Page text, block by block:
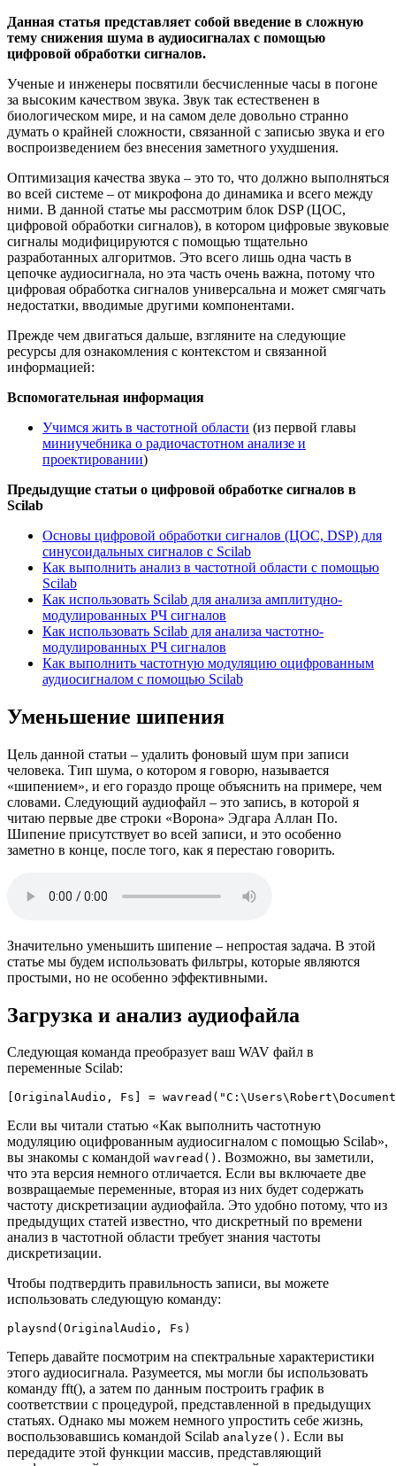
Данная статья представляет собой введение в сложную
тему снижения шума в аудиосигналах с помощью
цифровой обработки сигналов.
Ученые и инженеры посвятили бесчисленные часы в погоне
за высоким качеством звука. Звук так естественен в
биологическом мире, и на самом деле довольно странно
думать о крайней сложности, связанной с записью звука и его
воспроизведением без внесения заметного ухудшения.
Оптимизация качества звука – это то, что должно выполняться
во всей системе – от микрофона до динамика и всего между
ними. В данной статье мы рассмотрим блок DSP (ЦОС,
цифровой обработки сигналов), в котором цифровые звуковые
сигналы модифицируются с помощью тщательно
разработанных алгоритмов. Это всего лишь одна часть в
цепочке аудиосигнала, но эта часть очень важна, потому что
цифровая обработка сигналов универсальна и может смягчать
недостатки, вводимые другими компонентами.
Прежде чем двигаться дальше, взгляните на следующие
ресурсы для ознакомления с контекстом и связанной
информацией:
Вспомогательная информация
Учимся жить в частотной области (из первой главы
миниучебника о радиочастотном анализе и
проектировании)
Предыдущие статьи о цифровой обработке сигналов в
Scilab
Основы цифровой обработки сигналов (ЦОС, DSP) для
синусоидальных сигналов с Scilab
Как выполнить анализ в частотной области с помощью
Scilab
Как использовать Scilab для анализа амплитудно-
модулированных РЧ сигналов
Как использовать Scilab для анализа частотно-
модулированных РЧ сигналов
Как выполнить частотную модуляцию оцифрованным
аудиосигналом с помощью Scilab
Уменьшение шипения
Цель данной статьи – удалить фоновый шум при записи
человека. Тип шума, о котором я говорю, называется
«шипением», и его гораздо проще объяснить на примере, чем
словами. Следующий аудиофайл – это запись, в которой я
читаю первые две строки «Ворона» Эдгара Аллан По.
Шипение присутствует во всей записи, и это особенно
заметно в конце, после того, как я перестаю говорить.
Значительно уменьшить шипение – непростая задача. В этой
статье мы будем использовать фильтры, которые являются
простыми, но не особенно эффективными.
Загрузка и анализ аудиофайла
Следующая команда преобразует ваш WAV файл в
переменные Scilab:
OriginalAudio , Fs = wavread (
Если вы читали статью «Как выполнить частотную
модуляцию оцифрованным аудиосигналом с помощью Scilab»,
вы знакомы с командой wavread() . Возможно, вы заметили,
что эта версия немного отличается. Если вы включаете две
возвращаемые переменные, вторая из них будет содержать
частоту дискретизации аудиофайла. Это удобно потому, что из
предыдущих статей известно, что дискретный по времени
анализ в частотной области требует знания частоты
дискретизации.
Чтобы подтвердить правильность записи, вы можете
использовать следующую команду:
playsnd ( OriginalAudio , Fs )
Теперь давайте посмотрим на спектральные характеристики
этого аудиосигнала. Разумеется, мы могли бы использовать
команду fft(), а затем по данным построить график в
соответствии с процедурой, представленной в предыдущих
статьях. Однако мы можем немного упростить себе жизнь,
воспользовавшись командой Scilab analyze() . Если вы
передадите этой функции массив, представляющий